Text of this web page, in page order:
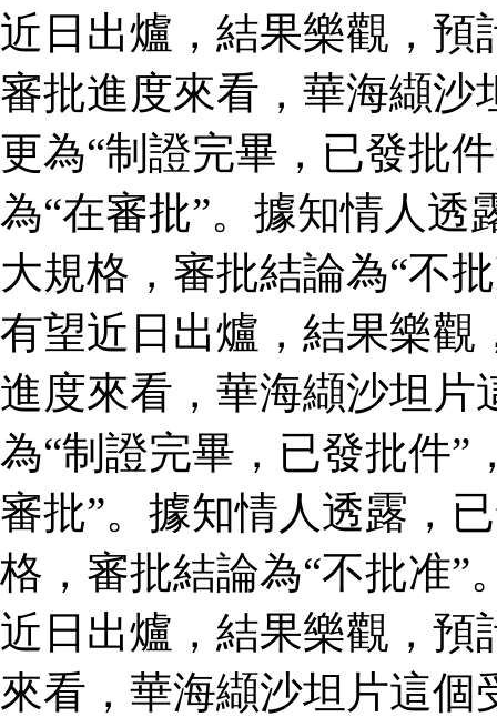
近日出爐，結果樂觀，
審批進度來看，華海纈沙
更為“制證完畢，已發批
為“在審批”。據知情人透
大規格，審批結論為“不
有望近日出爐，結果樂觀
進度來看，華海纈沙坦片
為“制證完畢，已發批件”
審批”。據知情人透露，
格，審批結論為“不批准”
近日出爐，結果樂觀，預
來看，華海纈沙坦片這個